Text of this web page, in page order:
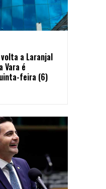
a Laranjal
Vara é
feira (6)